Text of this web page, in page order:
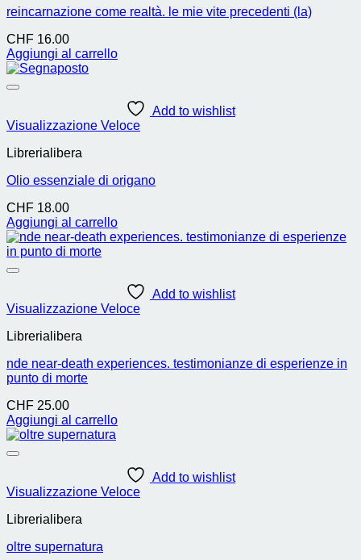
reincarnazione come realtà. le mie vite precedenti (la)
CHF 16.00
Aggiungi al carrello
Add to wishlist
Visualizzazione Veloce
Librerialibera
Olio essenziale di origano
CHF 18.00
Aggiungi al carrello
Add to wishlist
Visualizzazione Veloce
Librerialibera
nde near-death experiences. testimonianze di esperienze in
punto di morte
CHF 25.00
Aggiungi al carrello
Add to wishlist
Visualizzazione Veloce
Librerialibera
oltre supernatura